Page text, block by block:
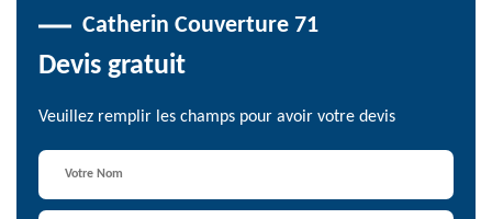
Catherin Couverture 71
Devis gratuit
Veuillez remplir les champs pour avoir votre devis